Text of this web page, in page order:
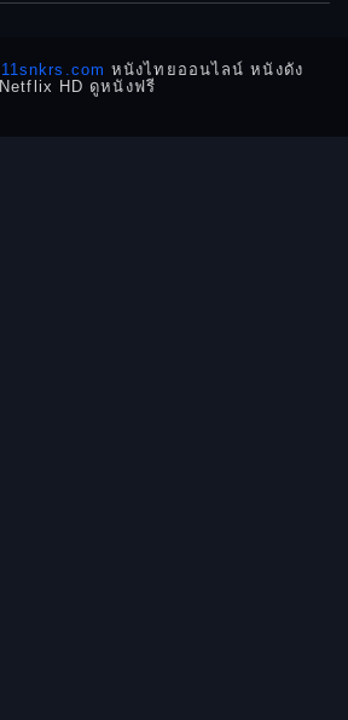
Detective สืบสวน
11snkrs.com หนังไทยออนไลน์ หนังดัง
Netflix HD ดูหนังฟรี